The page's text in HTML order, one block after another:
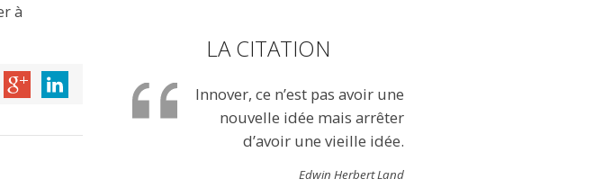
à
LA CITATION
Innover, ce n’est pas avoir une
nouvelle idée mais arrêter
d’avoir une vieille idée.
Edwin Herbert Land